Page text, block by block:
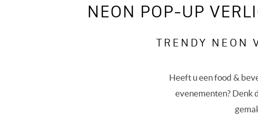
NEON POP-UP
TRENDY NEON
Heeft u een food &
evenementen? Denk